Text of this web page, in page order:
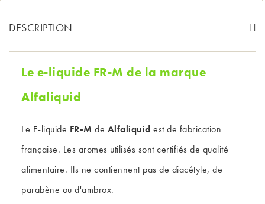
DESCRIPTION
Le e-liquide FR-M de la marque
Alfaliquid
Le E-liquide FR-M de Alfaliquid est de fabrication
française. Les aromes utilisés sont certifiés de qualité
alimentaire. Ils ne contiennent pas de diacétyle, de
parabène ou d'ambrox.